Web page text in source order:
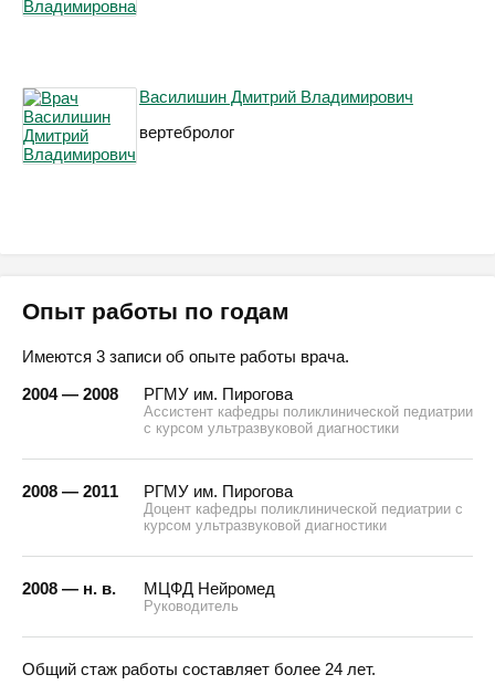
Василишин Дмитрий Владимирович
вертебролог
Опыт работы по годам
Имеются 3 записи об опыте работы врача.
2004 — 2008
РГМУ им. Пирогова
Ассистент кафедры поликлинической педиатрии
с курсом ультразвуковой диагностики
2008 — 2011 РГМУ им. Пирогова
Доцент кафедры поликлинической педиатрии с
курсом ультразвуковой диагностики
2008 — н. в. МЦФД Нейромед
Руководитель
Общий стаж работы составляет более 24 лет.